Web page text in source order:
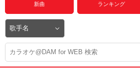
DAM★とも動画
DAM★とも録音
カラオケ＠DAM
新曲 ランキング